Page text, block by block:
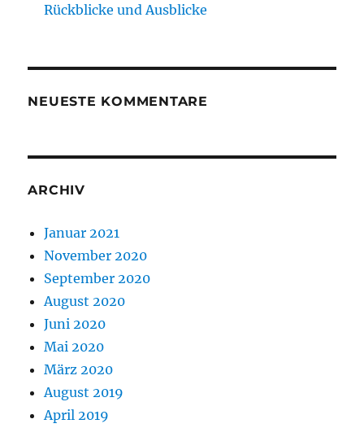
Rückblicke und Ausblicke
NEUESTE KOMMENTARE
ARCHIV
Januar 2021
November 2020
September 2020
August 2020
Juni 2020
Mai 2020
März 2020
August 2019
April 2019